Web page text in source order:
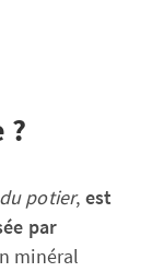
?
potier, est
par
minéral